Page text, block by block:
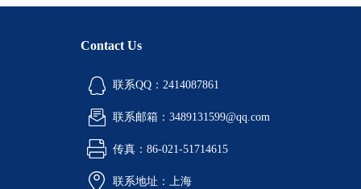
Contact Us
联系QQ：2414087861
联系邮箱：3489131599@qq.com
传真：86-021-51714615
联系地址：上海